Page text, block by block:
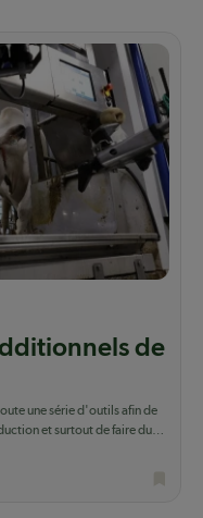
de
une série d'outils afin de
et surtout de faire du